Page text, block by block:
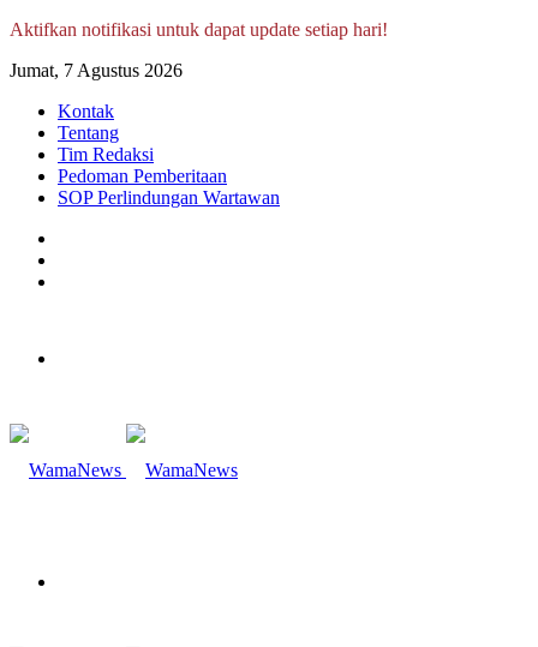
Aktifkan notifikasi untuk dapat update setiap hari!
Jumat, 7 Agustus 2026
Kontak
Tentang
Tim Redaksi
Pedoman Pemberitaan
SOP Perlindungan Wartawan